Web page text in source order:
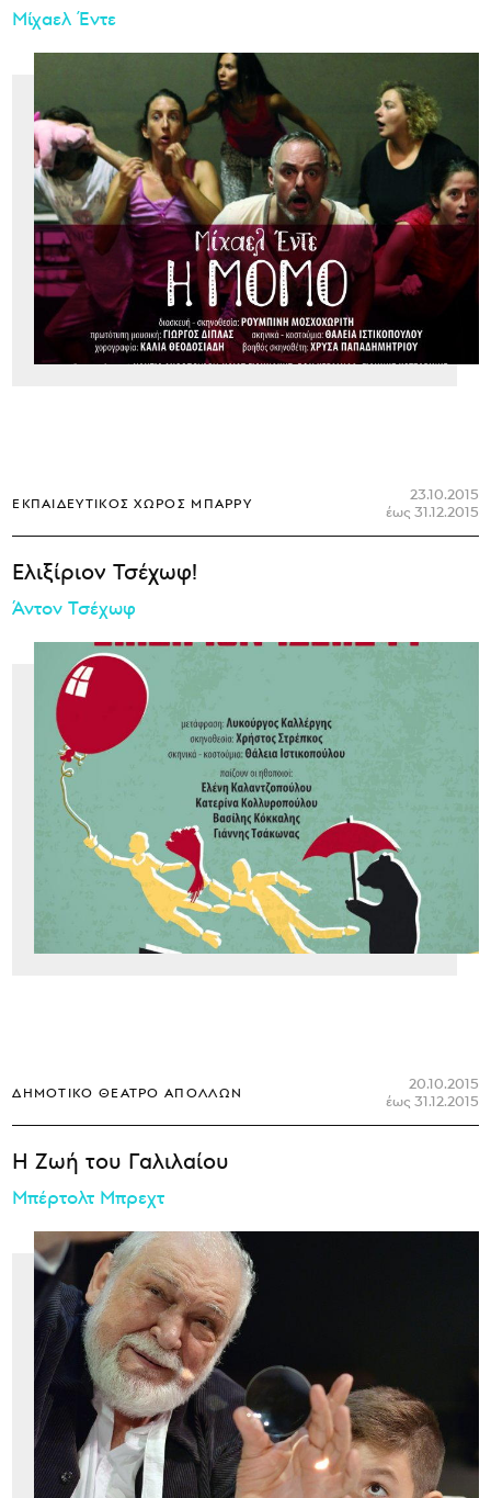
Μίχαελ Έντε
23.10.2015
έως 31.12.2015
ΕΚΠΑΙΔΕΥΤΙΚΌΣ ΧΏΡΟΣ ΜΠΆΡΡΥ
Ελιξίριον Τσέχωφ!
Άντον Τσέχωφ
20.10.2015
έως 31.12.2015
ΔΗΜΟΤΙΚΌ ΘΈΑΤΡΟ ΑΠΌΛΛΩΝ
Η Ζωή του Γαλιλαίου
Μπέρτολτ Μπρεχτ